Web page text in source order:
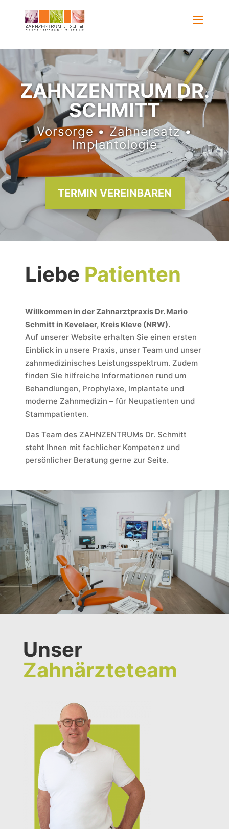
ZAHNZENTRUM DR.
SCHMITT
Vorsorge• Zahnersatz•
Implantologie
TERMIN VEREINBAREN
Liebe Patienten
Willkommen in der Zahnarztpraxis Dr. Mario
Schmitt in Kevelaer, Kreis Kleve (NRW).
Auf unserer Website erhalten Sie einen ersten
Einblick in unsere Praxis, unser Team und unser
zahnmedizinisches Leistungsspektrum. Zudem
finden Sie hilfreiche Informationen rund um
Behandlungen, Prophylaxe, Implantate und
moderne Zahnmedizin – für Neupatienten und
Stammpatienten.
Das Team des ZAHNZENTRUMs Dr. Schmitt
steht Ihnen mit fachlicher Kompetenz und
persönlicher Beratung gerne zur Seite.
Unser
Zahnärzteteam